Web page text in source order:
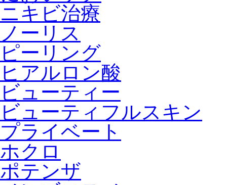
ニキビ治療
ノーリス
ピーリング
ヒアルロン酸
ビューティー
ビューティフルスキン
プライベート
ホクロ
ポテンザ